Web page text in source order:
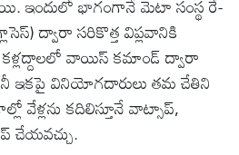
ద్వారా సరికొత్త విప్లవానికి
కళ్లద్దాలలో వాయిస్ కమాండ్ ద్వారా
ఇకపై వినియోగదారులు తమ చేతిని
వేళ్లను కదిలిస్తూనే వాట్సాప్,
చేయవచ్చు.